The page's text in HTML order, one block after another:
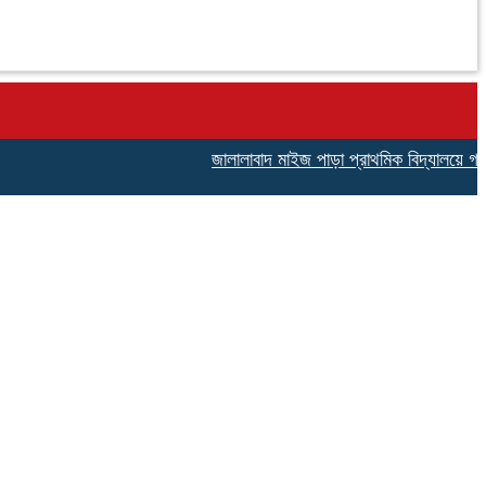
জালালাবাদ মাইজ পাড়া প্রাথমিক বিদ্যালয়ে